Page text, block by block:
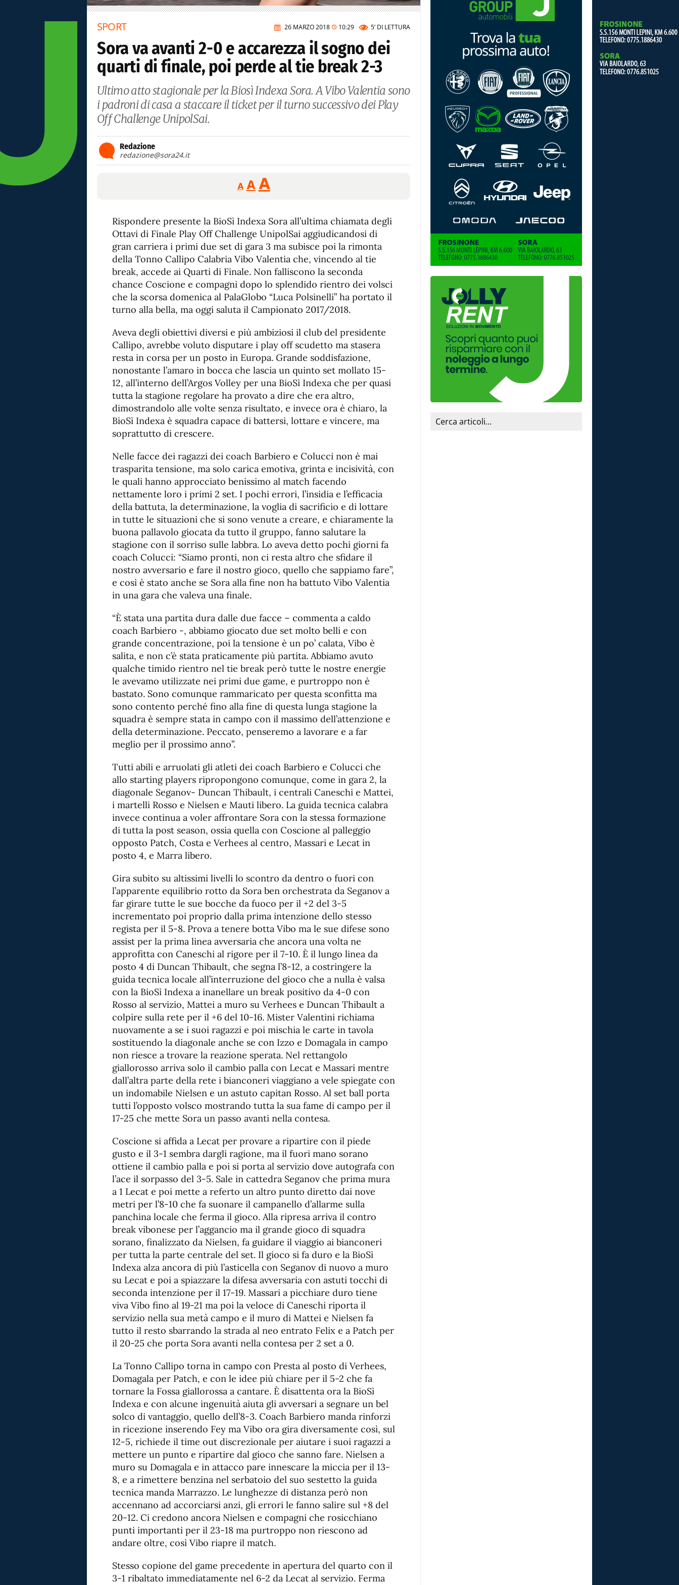
26 MARZO 2018 10:29 5’ DI LETTURA
SPORT
Sora va avanti 2-0 e accarezza il sogno dei
quarti di finale, poi perde al tie break 2-3
Ultimo atto stagionale per la Biosì Indexa Sora. A Vibo Valentia sono
i padroni di casa a staccare il ticket per il turno successivo dei Play
Off Challenge UnipolSai.
Redazione
redazione@sora24.it
A
Reducir
tamaño
A Restablecer
tamaño
de
fuente
AAumentar
de
fuente.
Rispondere presente la BioSì Indexa Sora all’ultima chiamata degli
Ottavi di Finale Play Off Challenge UnipolSai aggiudicandosi di
gran carriera i primi due set di gara 3 ma subisce poi la rimonta
della Tonno Callipo Calabria Vibo Valentia che, vincendo al tie
break, accede ai Quarti di Finale. Non falliscono la seconda
chance Coscione e compagni dopo lo splendido rientro dei volsci
che la scorsa domenica al PalaGlobo “Luca Polsinelli” ha portato il
turno alla bella, ma oggi saluta il Campionato 2017/2018.
Aveva degli obiettivi diversi e più ambiziosi il club del presidente
Callipo, avrebbe voluto disputare i play off scudetto ma stasera
resta in corsa per un posto in Europa. Grande soddisfazione,
nonostante l’amaro in bocca che lascia un quinto set mollato 15-
12, all’interno dell’Argos Volley per una BioSì Indexa che per quasi
tutta la stagione regolare ha provato a dire che era altro,
dimostrandolo alle volte senza risultato, e invece ora è chiaro, la
BioSì Indexa è squadra capace di battersi, lottare e vincere, ma
soprattutto di crescere.
Nelle facce dei ragazzi dei coach Barbiero e Colucci non è mai
trasparita tensione, ma solo carica emotiva, grinta e incisività, con
le quali hanno approcciato benissimo al match facendo
nettamente loro i primi 2 set. I pochi errori, l’insidia e l’efficacia
della battuta, la determinazione, la voglia di sacrificio e di lottare
in tutte le situazioni che si sono venute a creare, e chiaramente la
buona pallavolo giocata da tutto il gruppo, fanno salutare la
stagione con il sorriso sulle labbra. Lo aveva detto pochi giorni fa
coach Colucci: “Siamo pronti, non ci resta altro che sfidare il
nostro avversario e fare il nostro gioco, quello che sappiamo fare”,
e così è stato anche se Sora alla fine non ha battuto Vibo Valentia
in una gara che valeva una finale.
“È stata una partita dura dalle due facce – commenta a caldo
coach Barbiero -, abbiamo giocato due set molto belli e con
grande concentrazione, poi la tensione è un po’ calata, Vibo è
salita, e non c’è stata praticamente più partita. Abbiamo avuto
qualche timido rientro nel tie break però tutte le nostre energie
le avevamo utilizzate nei primi due game, e purtroppo non è
bastato. Sono comunque rammaricato per questa sconfitta ma
sono contento perché fino alla fine di questa lunga stagione la
squadra è sempre stata in campo con il massimo dell’attenzione e
della determinazione. Peccato, penseremo a lavorare e a far
meglio per il prossimo anno”.
Tutti abili e arruolati gli atleti dei coach Barbiero e Colucci che
allo starting players ripropongono comunque, come in gara 2, la
diagonale Seganov- Duncan Thibault, i centrali Caneschi e Mattei,
i martelli Rosso e Nielsen e Mauti libero. La guida tecnica calabra
invece continua a voler affrontare Sora con la stessa formazione
di tutta la post season, ossia quella con Coscione al palleggio
opposto Patch, Costa e Verhees al centro, Massari e Lecat in
posto 4, e Marra libero.
Gira subito su altissimi livelli lo scontro da dentro o fuori con
l’apparente equilibrio rotto da Sora ben orchestrata da Seganov a
far girare tutte le sue bocche da fuoco per il +2 del 3-5
incrementato poi proprio dalla prima intenzione dello stesso
regista per il 5-8. Prova a tenere botta Vibo ma le sue difese sono
assist per la prima linea avversaria che ancora una volta ne
approfitta con Caneschi al rigore per il 7-10. È il lungo linea da
posto 4 di Duncan Thibault, che segna l’8-12, a costringere la
guida tecnica locale all’interruzione del gioco che a nulla è valsa
con la BioSì Indexa a inanellare un break positivo da 4-0 con
Rosso al servizio, Mattei a muro su Verhees e Duncan Thibault a
colpire sulla rete per il +6 del 10-16. Mister Valentini richiama
nuovamente a se i suoi ragazzi e poi mischia le carte in tavola
sostituendo la diagonale anche se con Izzo e Domagala in campo
non riesce a trovare la reazione sperata. Nel rettangolo
giallorosso arriva solo il cambio palla con Lecat e Massari mentre
dall’altra parte della rete i bianconeri viaggiano a vele spiegate con
un indomabile Nielsen e un astuto capitan Rosso. Al set ball porta
tutti l’opposto volsco mostrando tutta la sua fame di campo per il
17-25 che mette Sora un passo avanti nella contesa.
Coscione si affida a Lecat per provare a ripartire con il piede
gusto e il 3-1 sembra dargli ragione, ma il fuori mano sorano
ottiene il cambio palla e poi si porta al servizio dove autografa con
l’ace il sorpasso del 3-5. Sale in cattedra Seganov che prima mura
a 1 Lecat e poi mette a referto un altro punto diretto dai nove
metri per l’8-10 che fa suonare il campanello d’allarme sulla
panchina locale che ferma il gioco. Alla ripresa arriva il contro
break vibonese per l’aggancio ma il grande gioco di squadra
sorano, finalizzato da Nielsen, fa guidare il viaggio ai bianconeri
per tutta la parte centrale del set. Il gioco si fa duro e la BioSì
Indexa alza ancora di più l’asticella con Seganov di nuovo a muro
su Lecat e poi a spiazzare la difesa avversaria con astuti tocchi di
seconda intenzione per il 17-19. Massari a picchiare duro tiene
viva Vibo fino al 19-21 ma poi la veloce di Caneschi riporta il
servizio nella sua metà campo e il muro di Mattei e Nielsen fa
tutto il resto sbarrando la strada al neo entrato Felix e a Patch per
il 20-25 che porta Sora avanti nella contesa per 2 set a 0.
La Tonno Callipo torna in campo con Presta al posto di Verhees,
Domagala per Patch, e con le idee più chiare per il 5-2 che fa
tornare la Fossa giallorossa a cantare. È disattenta ora la BioSì
Indexa e con alcune ingenuità aiuta gli avversari a segnare un bel
solco di vantaggio, quello dell’8-3. Coach Barbiero manda rinforzi
in ricezione inserendo Fey ma Vibo ora gira diversamente così, sul
12-5, richiede il time out discrezionale per aiutare i suoi ragazzi a
mettere un punto e ripartire dal gioco che sanno fare. Nielsen a
muro su Domagala e in attacco pare innescare la miccia per il 13-
8, e a rimettere benzina nel serbatoio del suo sestetto la guida
tecnica manda Marrazzo. Le lunghezze di distanza però non
accennano ad accorciarsi anzi, gli errori le fanno salire sul +8 del
20-12. Ci credono ancora Nielsen e compagni che rosicchiano
punti importanti per il 23-18 ma purtroppo non riescono ad
andare oltre, così Vibo riapre il match.
Stesso copione del game precedente in apertura del quarto con il
3-1 ribaltato immediatamente nel 6-2 da Lecat al servizio. Ferma